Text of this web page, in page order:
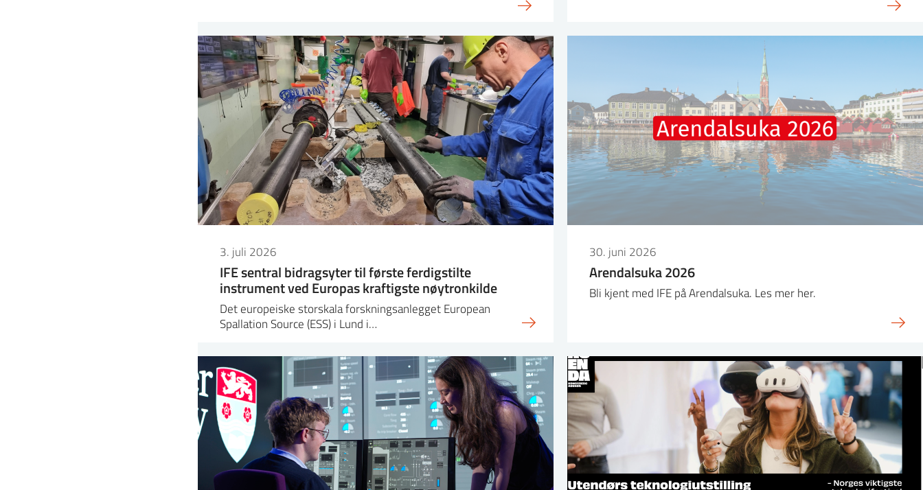
3. juli 2026
IFE sentral bidragsyter til første ferdigstilte
instrument ved Europas kraftigste nøytronkilde
Det europeiske storskala forskningsanlegget European
Spallation Source (ESS) i Lund i…
30. juni 2026
Arendalsuka 2026
Bli kjent med IFE på Arendalsuka. Les mer her.